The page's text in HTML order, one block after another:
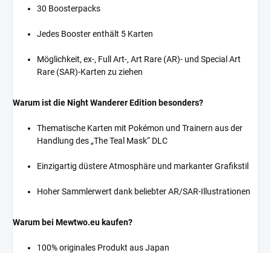
30 Boosterpacks
Jedes Booster enthält 5 Karten
Möglichkeit, ex-, Full Art-, Art Rare (AR)- und Special Art
Rare (SAR)-Karten zu ziehen
Warum ist die Night Wanderer Edition besonders?
Thematische Karten mit Pokémon und Trainern aus der
Handlung des „The Teal Mask“ DLC
Einzigartig düstere Atmosphäre und markanter Grafikstil
Hoher Sammlerwert dank beliebter AR/SAR-Illustrationen
Warum bei Mewtwo.eu kaufen?
100% originales Produkt aus Japan